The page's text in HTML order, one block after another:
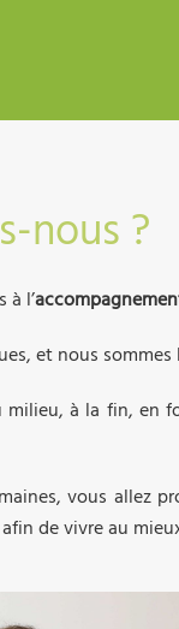
nous ?
à l’
et nous
milieu, à la fin, en
vous allez
de vivre au